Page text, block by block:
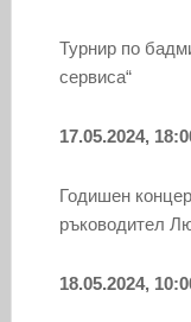
Турнир по
сервиса“
17.05.2024,
Годишен
18.05.2024,